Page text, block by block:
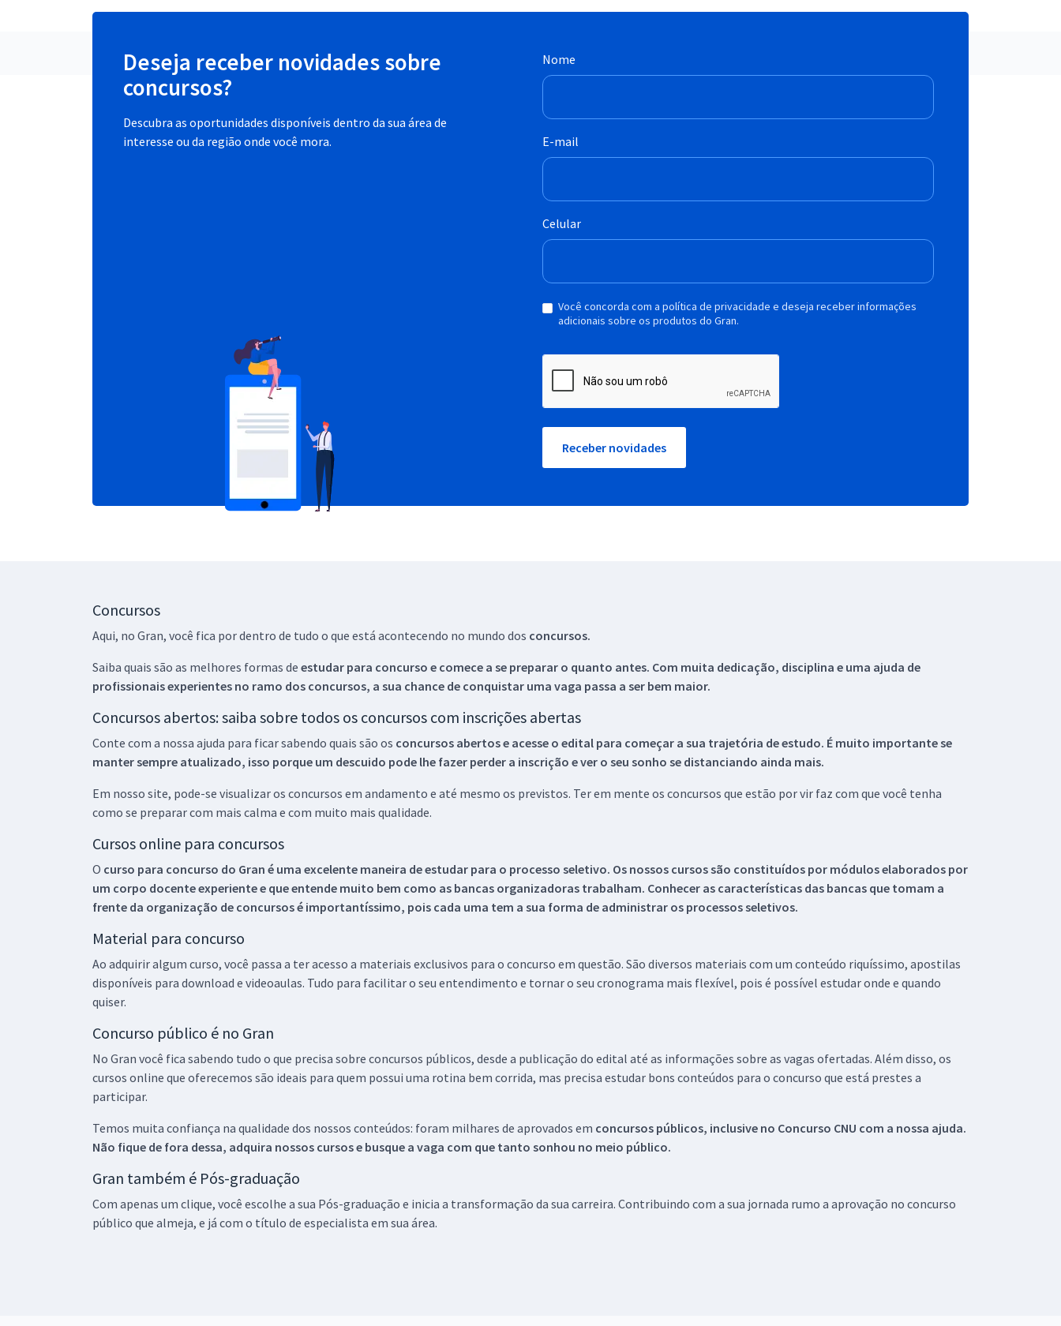
Deseja receber novidades sobre
concursos?
Descubra as oportunidades disponíveis dentro da sua área de
interesse ou da região onde você mora.
Nome
E-mail
Celular
Você concorda com a política de privacidade e deseja receber informações
adicionais sobre os produtos do Gran.
Receber novidades
Concursos
Aqui, no Gran, você fica por dentro de tudo o que está acontecendo no mundo dos concursos.
Saiba quais são as melhores formas de estudar para concurso e comece a se preparar o quanto antes. Com muita dedicação, disciplina e uma ajuda de
profissionais experientes no ramo dos concursos, a sua chance de conquistar uma vaga passa a ser bem maior.
Concursos abertos: saiba sobre todos os concursos com inscrições abertas
Conte com a nossa ajuda para ficar sabendo quais são os concursos abertos e acesse o edital para começar a sua trajetória de estudo. É muito importante se
manter sempre atualizado, isso porque um descuido pode lhe fazer perder a inscrição e ver o seu sonho se distanciando ainda mais.
Em nosso site, pode-se visualizar os concursos em andamento e até mesmo os previstos. Ter em mente os concursos que estão por vir faz com que você tenha
como se preparar com mais calma e com muito mais qualidade.
Cursos online para concursos
O curso para concurso do Gran é uma excelente maneira de estudar para o processo seletivo. Os nossos cursos são constituídos por módulos elaborados por
um corpo docente experiente e que entende muito bem como as bancas organizadoras trabalham. Conhecer as características das bancas que tomam a
frente da organização de concursos é importantíssimo, pois cada uma tem a sua forma de administrar os processos seletivos.
Material para concurso
Ao adquirir algum curso, você passa a ter acesso a materiais exclusivos para o concurso em questão. São diversos materiais com um conteúdo riquíssimo, apostilas
disponíveis para download e videoaulas. Tudo para facilitar o seu entendimento e tornar o seu cronograma mais flexível, pois é possível estudar onde e quando
quiser.
Concurso público é no Gran
No Gran você fica sabendo tudo o que precisa sobre concursos públicos, desde a publicação do edital até as informações sobre as vagas ofertadas. Além disso, os
cursos online que oferecemos são ideais para quem possui uma rotina bem corrida, mas precisa estudar bons conteúdos para o concurso que está prestes a
participar.
Temos muita confiança na qualidade dos nossos conteúdos: foram milhares de aprovados em concursos públicos, inclusive no Concurso CNU com a nossa ajuda.
Não fique de fora dessa, adquira nossos cursos e busque a vaga com que tanto sonhou no meio público.
Gran também é Pós-graduação
Com apenas um clique, você escolhe a sua Pós-graduação e inicia a transformação da sua carreira. Contribuindo com a sua jornada rumo a aprovação no concurso
público que almeja, e já com o título de especialista em sua área.